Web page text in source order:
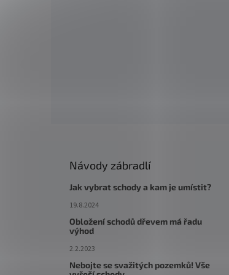
Návody zábradlí
Jak vybrat schody a kam je umístit?
19.8.2024
Obložení schodů dřevem má řadu
výhod
2.2.2023
Nebojte se svažitých pozemků! Vše